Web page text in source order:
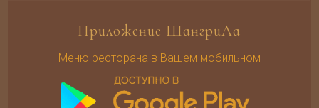
Приложение ШангриЛа
Меню ресторана в Вашем мобильном